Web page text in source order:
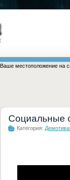
Ваше местоположение на
Социальные
Категория: